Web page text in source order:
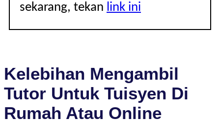
sekarang, tekan link ini
Kelebihan Mengambil
Tutor Untuk Tuisyen Di
Rumah Atau Online